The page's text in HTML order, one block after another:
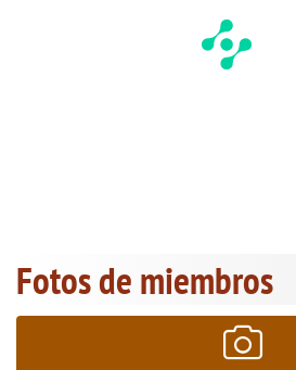
Fotos de miembros